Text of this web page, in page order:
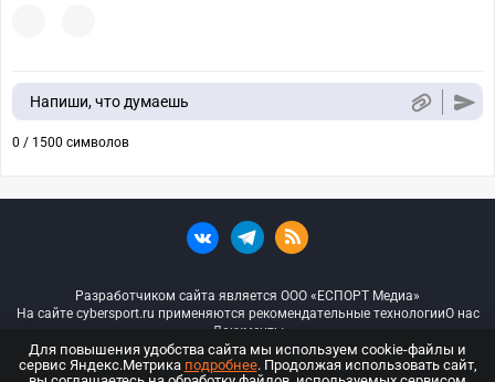
Напиши, что думаешь
0 / 1500 символов
Разработчиком сайта является ООО «ЕСПОРТ Медиа»
На сайте cybersport.ru применяются рекомендательные технологииО нас
Документы
© ООО «Киберспорт.ру» — Все права защищены
Для повышения удобства сайта мы используем cookie-файлы и
сервис Яндекс.Метрика подробнее. Продолжая использовать сайт,